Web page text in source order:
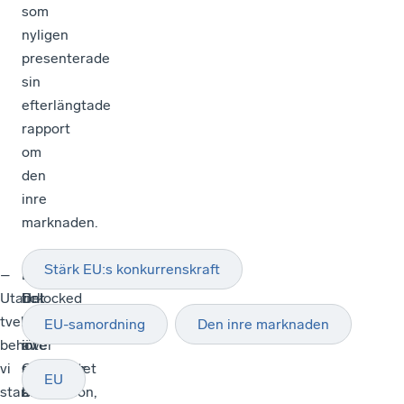
som
nyligen
presenterade
sin
efterlängtade
rapport
om
den
inre
marknaden.
–
Utan
tvekan
behöver
vi
starka
Hon
fick
medhåll
av
Christian
Danielsson,
–
Det
är
inte
suveränitet
som
Europe
Unlocked
lanserades
i
november
2023
Stärk EU:s konkurrenskraft
EU-samordning Den inre marknaden
EU